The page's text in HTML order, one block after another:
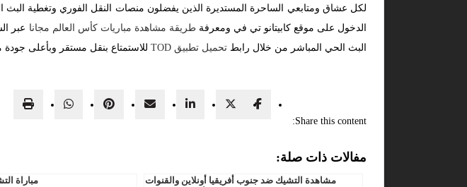
لكل عشاق ومتابعي الساحرة المستديرة الذين يفضلون منصات النقل الفوري وتغطية
الدخول على موقع كابيتانو تي في ومعرفةطريقة مشاهدة مباريات كأس العالم مجانا عبر
البث الحي المباشر من خلال رابط تحميل تطبيق TOD للاستمتاع بنقل مستقر وبأعلى جودة
Share this content:
مفالات ذات صلة:
مشاهدة التشيك ضد جنوب أفريقيا أونلاين والقنوات
مباراة